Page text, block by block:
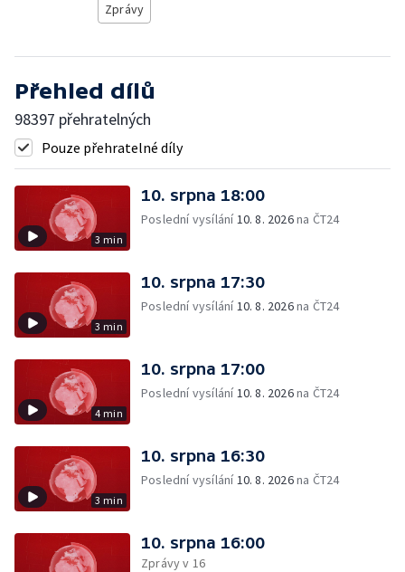
Zprávy
Přehled dílů
98397 přehratelných
Pouze přehratelné díly
3 min
10. srpna 18:00
Poslední vysílání10. 8. 2026na ČT24
3 min
10. srpna 17:30
Poslední vysílání10. 8. 2026na ČT24
4 min
10. srpna 17:00
Poslední vysílání10. 8. 2026na ČT24
3 min
10. srpna 16:30
Poslední vysílání10. 8. 2026na ČT24
10. srpna 16:00
Zprávy v 16